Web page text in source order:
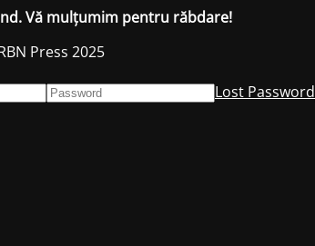
Vă mulțumim pentru răbdare!
Press 2025
Lost Password